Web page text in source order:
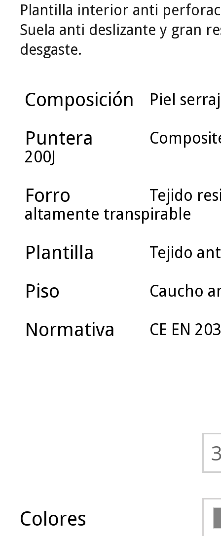
Plantilla interior anti
Suela anti deslizante y gran
desgaste.
Composición Piel
Puntera
200J
Forro
Tejido
altamente transpirable
Plantilla Tejido
Piso Caucho
Normativa CE EN
Colores